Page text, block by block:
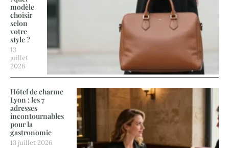
modèle
choisir
selon
votre
style ?
13
juillet
2026
Hôtel de charme
Lyon : les 7
adresses
incontournables
pour la
gastronomie
13 juillet 2026